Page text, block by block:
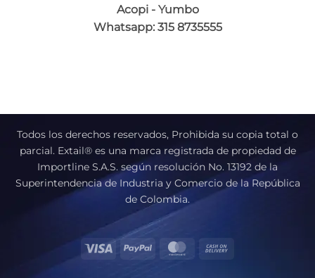
Acopi - Yumbo
Whatsapp: 315 8735555
Todos los derechos reservados, Prohibida su copia total o
parcial. Extail® es una marca registrada de propiedad de
Importline S.A.S. según resolución No. 13192 de la
Superintendencia de Industria y Comercio de la República
de Colombia.
Visa PayPal MasterCard